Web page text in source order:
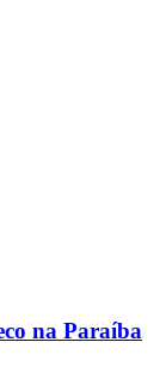
na Paraíba